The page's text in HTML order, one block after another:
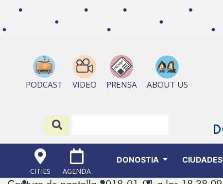
PODCAST VIDEO PRENSA ABOUT US
CITIES AGENDA
DONOSTIA CIUDADES